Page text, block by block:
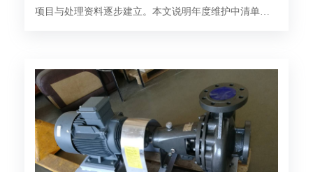
项目与处理资料逐步建立。本文说明年度维护中清单核